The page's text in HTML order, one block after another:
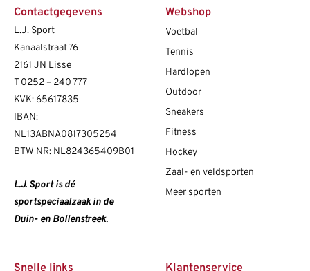
Contactgegevens
L.J. Sport
Kanaalstraat 76
2161 JN Lisse
T0252 – 240 777
KVK: 65617835
IBAN:
NL13ABNA0817305254
BTW NR: NL824365409B01
L.J. Sport is dé
sportspeciaalzaak in de
Duin- en Bollenstreek.
Webshop
Voetbal
Tennis
Hardlopen
Outdoor
Sneakers
Fitness
Hockey
Zaal- en veldsporten
Meer sporten